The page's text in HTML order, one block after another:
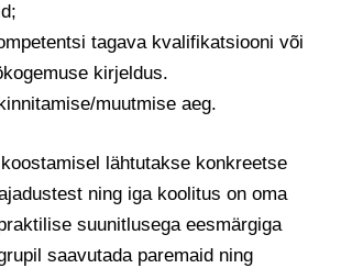
tagava kvalifikatsiooni või
kirjeldus.
muutmise aeg.
lähtutakse konkreetse
ning iga koolitus on oma
suunitlusega eesmärgiga
saavutada paremaid ning